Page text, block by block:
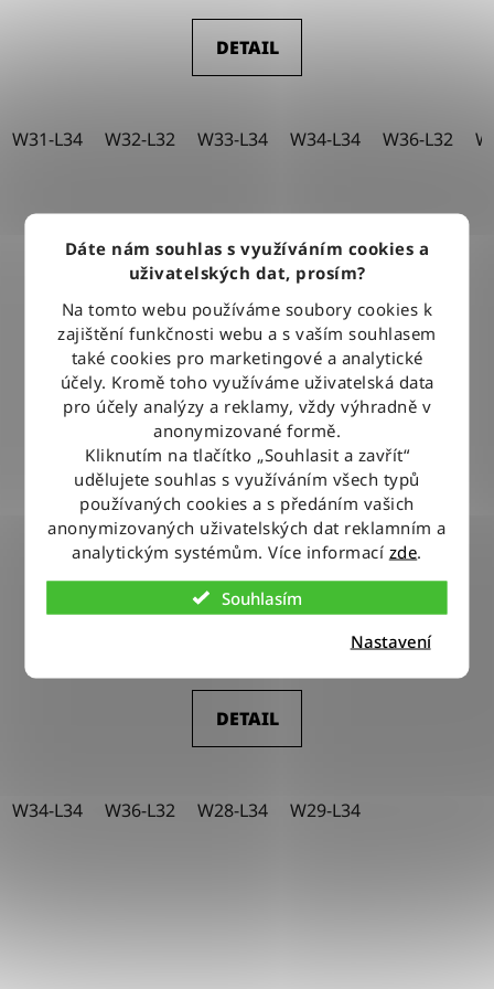
Dáte nám souhlas s využíváním cookies a
uživatelských dat, prosím?
Na tomto webu používáme soubory cookies k
zajištění funkčnosti webu a s vaším souhlasem
také cookies pro marketingové a analytické
účely. Kromě toho využíváme uživatelská data
pro účely analýzy a reklamy, vždy výhradně v
anonymizované formě.
Kliknutím na tlačítko „Souhlasit a zavřít“
udělujete souhlas s využíváním všech typů
používaných cookies a s předáním vašich
anonymizovaných uživatelských dat reklamním a
analytickým systémům. Více informací zde.
Souhlasím
Nastavení
DETAIL
W31-L34 W32-L32 W33-L34 W34-L34 W36-L32
Kalhoty Wrangler STRAIGHT SOLSTICE BLUE
DETAIL
W34-L34 W36-L32 W28-L34 W29-L34